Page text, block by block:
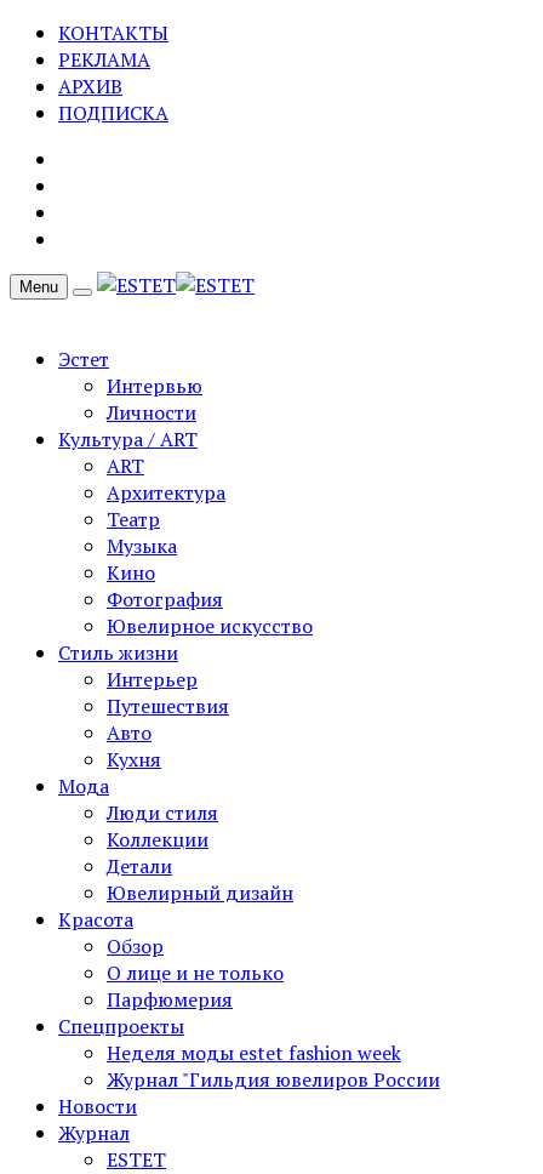
КОНТАКТЫ
РЕКЛАМА
АРХИВ
ПОДПИСКА
Menu
Эстет
Интервью
Личности
Культура / ART
ART
Архитектура
Театр
Музыка
Кино
Фотография
Ювелирное искусство
Стиль жизни
Интерьер
Путешествия
Авто
Кухня
Мода
Люди стиля
Коллекции
Детали
Ювелирный дизайн
Красота
Обзор
О лице и не только
Парфюмерия
Спецпроекты
Неделя моды estet fashion week
Журнал "Гильдия ювелиров России
Новости
Журнал
ESTET